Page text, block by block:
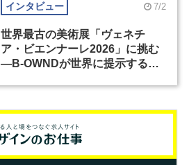
インタビュー 7/2
世界最古の美術展「ヴェネチ
ア・ビエンナーレ2026」に挑む
―B-OWNDが世界に提示する美